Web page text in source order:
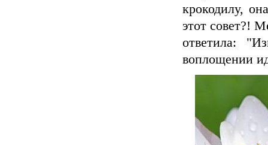
крокодилу,
этот совет?!
ответила:
воплощении